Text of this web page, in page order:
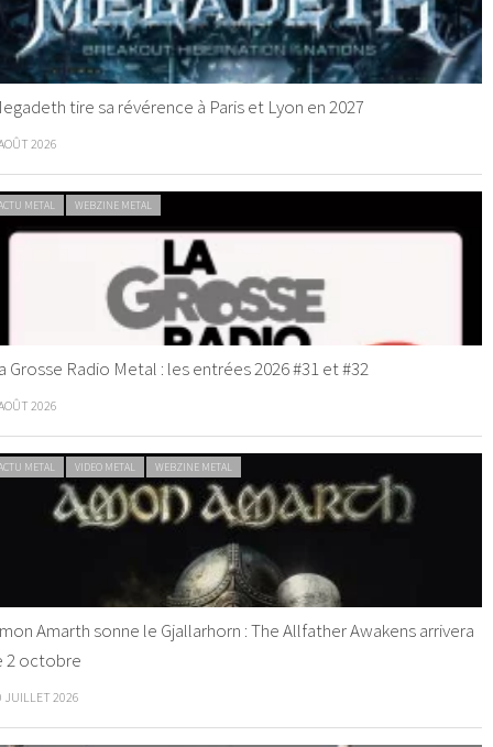
tire sa révérence à Paris et Lyon en 2027
2026
METAL WEBZINE METAL
Grosse Radio Metal : les entrées 2026 #31 et #32
2026
METAL VIDEO METAL WEBZINE METAL
Amarth sonne le Gjallarhorn : The Allfather Awakens arrivera
2 octobre
JUILLET 2026